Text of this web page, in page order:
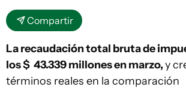
Compartir
La recaudación total bruta de
los $ 43.339 millones en marzo,y
términos reales en la comparación